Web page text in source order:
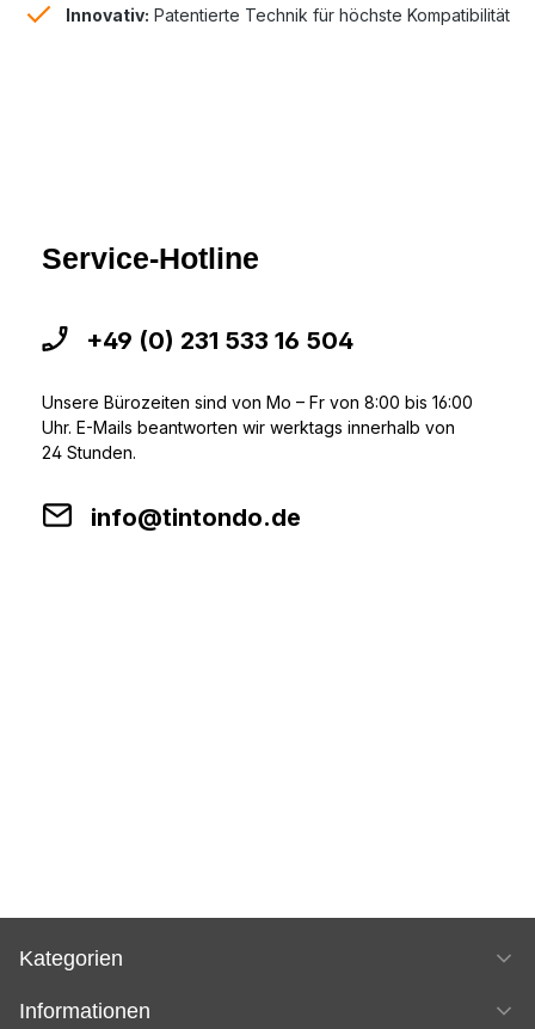
Innovativ: Patentierte Technik für höchste Kompatibilität
Service-Hotline
+49 (0) 231 533 16 504
Unsere Bürozeiten sind von Mo – Fr von 8:00 bis 16:00
Uhr. E-Mails beantworten wir werktags innerhalb von
24 Stunden.
info@tintondo.de
Kategorien
Informationen